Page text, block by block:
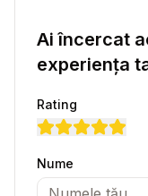
Ai încercat
experiența
Rating
Nume